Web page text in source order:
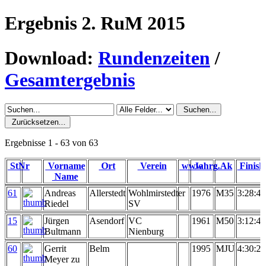
Ergebnis 2. RuM 2015
Download: Rundenzeiten /
Gesamtergebnis
Suchen...
Zurücksetzen...
Ergebnisse 1 - 63 von 63
StNr
Vorname
Name
Ort Verein wwwJahrg.Ak Finish
61
Andreas
Riedel
Allerstedt Wohlmirstedter
SV
1976 M35 3:28:42
15
Jürgen
Bultmann
Asendorf VC
Nienburg
1961 M50 3:12:41
60
Gerrit
Meyer zu
Belm 1995 MJU 4:30:23